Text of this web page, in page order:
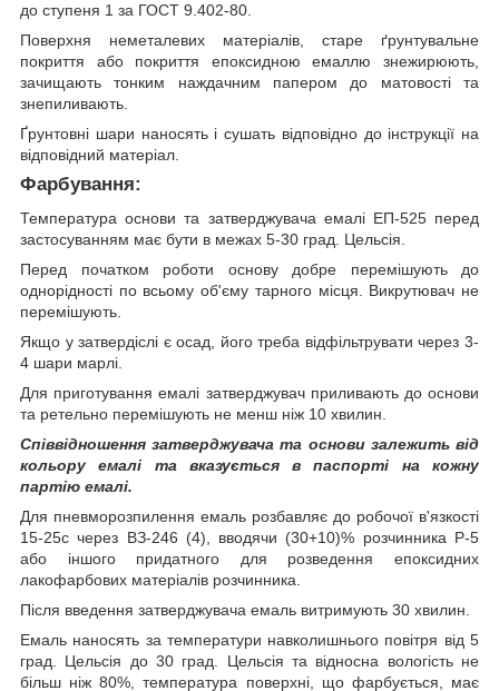
до ступеня 1 за ГОСТ 9.402-80.
Поверхня неметалевих матеріалів, старе ґрунтувальне
покриття або покриття епоксидною емаллю знежирюють,
зачищають тонким наждачним папером до матовості та
знепиливають.
Ґрунтовні шари наносять і сушать відповідно до інструкції на
відповідний матеріал.
Фарбування:
Температура основи та затверджувача емалі ЕП-525 перед
застосуванням має бути в межах 5-30 град. Цельсія.
Перед початком роботи основу добре перемішують до
однорідності по всьому об'єму тарного місця. Викрутювач не
перемішують.
Якщо у затвердіслі є осад, його треба відфільтрувати через 3-
4 шари марлі.
Для приготування емалі затверджувач приливають до основи
та ретельно перемішують не менш ніж 10 хвилин.
Співвідношення затверджувача та основи залежить від
кольору емалі та вказується в паспорті на кожну
партію емалі.
Для пневморозпилення емаль розбавляє до робочої в'язкості
15-25с через ВЗ-246 (4), вводячи (30+10)% розчинника Р-5
або іншого придатного для розведення епоксидних
лакофарбових матеріалів розчинника.
Після введення затверджувача емаль витримують 30 хвилин.
Емаль наносять за температури навколишнього повітря від 5
град. Цельсія до 30 град. Цельсія та відносна вологість не
більш ніж 80%, температура поверхні, що фарбується, має